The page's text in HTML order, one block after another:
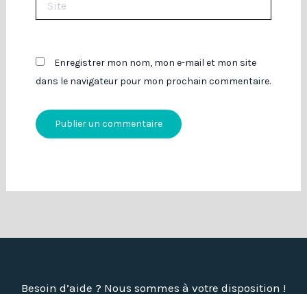
Enregistrer mon nom, mon e-mail et mon site
dans le navigateur pour mon prochain commentaire.
Besoin d’aide ? Nous sommes à votre disposition !